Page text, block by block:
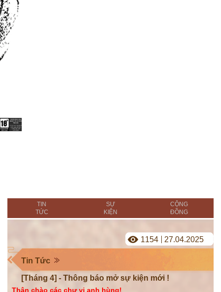
TIN
TỨC
SỰ
KIỆN
CỘNG
ĐỒNG
Tin Tức
[Tháng 4] - Thông báo mở sự kiện mới !
1154 27.04.2025
Thân chào các chư vị anh hùng!